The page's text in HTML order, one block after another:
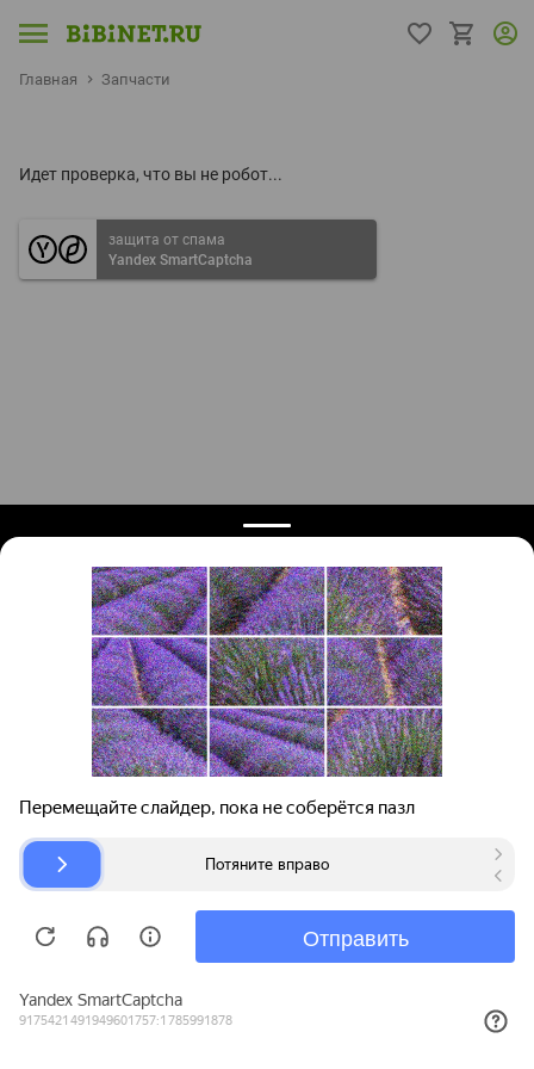
Главная Запчасти
Идет проверка, что вы не робот...
защита от спама
Yandex SmartCaptcha
Поиск запчастей
Для автокомпаний
Авторазборки
О проекте
Помощь
Карта сайта
© bibinet.ru - система поиска запчастей,
Copyright 2010-2026 Все права защищены